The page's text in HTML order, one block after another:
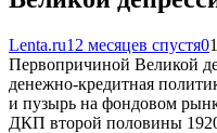
Lenta.ru12 месяцев спустя0
Первопричиной Великой
денежно-кредитная
и пузырь на фондовом
ДКП второй половины